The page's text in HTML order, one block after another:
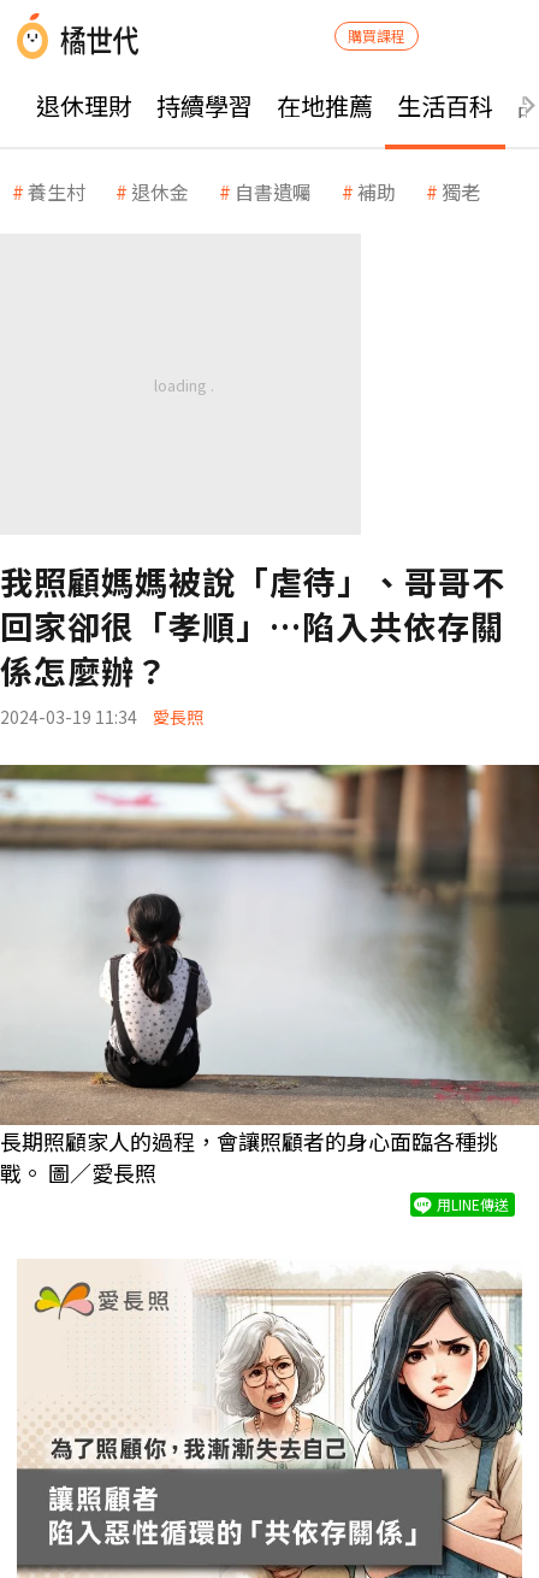
購買課程
退休理財 持續學習 在地推薦 生活百科
養生村 退休金 自書遺囑 補助 獨老
我照顧媽媽被說「虐待」、哥哥不
回家卻很「孝順」…陷入共依存關
係怎麼辦？
2024-03-19 11:34 愛長照
長期照顧家人的過程，會讓照顧者的身心面臨各種挑
戰。 圖／愛長照
用LINE傳送